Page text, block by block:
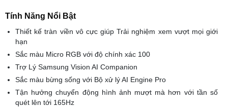
Tính Năng Nổi Bật
Thiết kế tràn viền vô cực giúp Trải nghiệm xem vượt mọi giới
hạn
Sắc màu Micro RGB với độ chính xác 100
Trợ Lý Samsung Vision AI Companion
Sắc màu bừng sống với Bộ xử lý AI Engine Pro
Tận hưởng chuyển động hình ảnh mượt mà hơn với tần số
quét lên tới 165Hz